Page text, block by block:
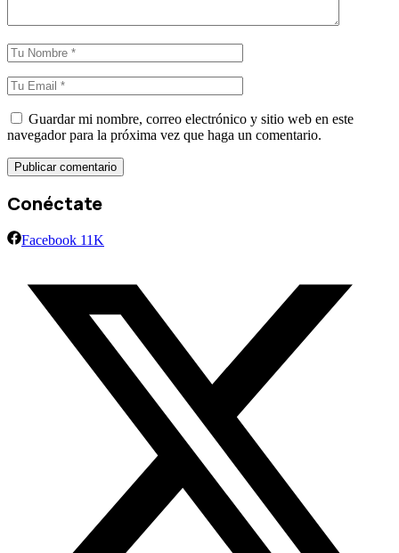
Guardar mi nombre, correo electrónico y sitio web en este
navegador para la próxima vez que haga un comentario.
Conéctate
Facebook 11K